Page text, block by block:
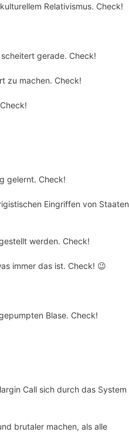
Relativismus. Check!
gerade. Check!
zu machen. Check!
gelernt. Check!
Eingriffen von Staaten
werden. Check!
immer das ist. Check! 😉
Blase. Check!
Call sich durch das System
brutaler machen, als alle